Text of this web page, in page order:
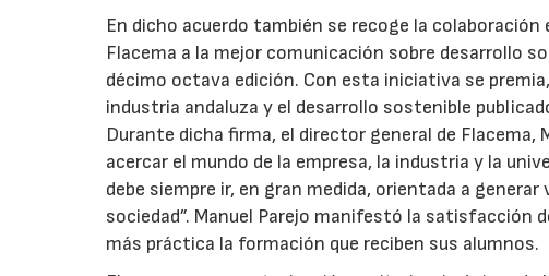
En dicho acuerdo también se recoge la
Flacema a la mejor comunicación sobre desarrollo
décimo octava edición. Con esta iniciativa se
industria andaluza y el desarrollo sostenible
Durante dicha firma, el director general de
acercar el mundo de la empresa, la industria y la
debe siempre ir, en gran medida, orientada a
sociedad”. Manuel Parejo manifestó la satisfacción
más práctica la formación que reciben sus alumnos.